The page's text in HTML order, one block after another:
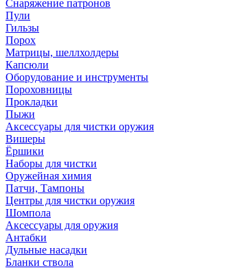
Снаряжение патронов
Пули
Гильзы
Порох
Матрицы, шеллхолдеры
Капсюли
Оборудование и инструменты
Пороховницы
Прокладки
Пыжи
Аксессуары для чистки оружия
Вишеры
Ёршики
Наборы для чистки
Оружейная химия
Патчи, Тампоны
Центры для чистки оружия
Шомпола
Аксессуары для оружия
Антабки
Дульные насадки
Бланки ствола